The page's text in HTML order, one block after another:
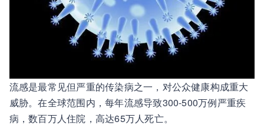
流感是最常见但严重的传染病之一，对公众健康构成重大
威胁。在全球范围内，每年流感导致300-500万例严重疾
病，数百万人住院，高达65万人死亡。